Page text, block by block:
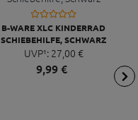
B-WARE XLC KINDERRAD
SCHIEBEHILFE, SCHWARZ
UVP¹: 27,00 €
9,99€